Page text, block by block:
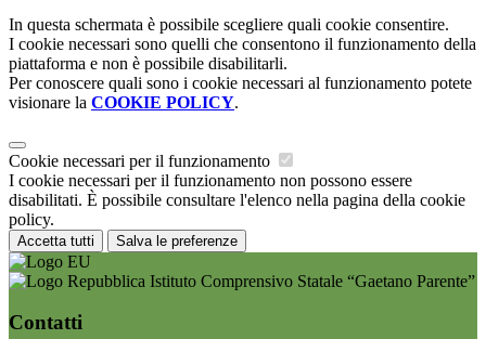
In questa schermata è possibile scegliere quali cookie consentire.
I cookie necessari sono quelli che consentono il funzionamento della
piattaforma e non è possibile disabilitarli.
Per conoscere quali sono i cookie necessari al funzionamento potete
visionare la COOKIE POLICY.
Cookie necessari per il funzionamento
I cookie necessari per il funzionamento non possono essere
disabilitati. È possibile consultare l'elenco nella pagina della cookie
policy.
Accetta tutti Salva le preferenze
Istituto Comprensivo Statale “Gaetano Parente”
Contatti